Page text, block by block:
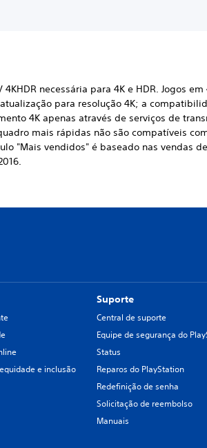
necessária para 4K e HDR. Jogos
para resolução 4K; a
4K apenas através de serviços de
mais rápidas não são compatíveis
"Mais vendidos" é baseado nas vendas
e inclusão
Suporte
Central de suporte
Equipe de segurança do
Status
Reparos do PlayStation
Redefinição de senha
Solicitação de reembolso
Manuais